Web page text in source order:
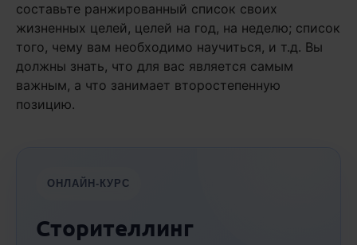
составьте ранжированный список своих
жизненных целей, целей на год, на неделю; список
того, чему вам необходимо научиться, и т.д. Вы
должны знать, что для вас является самым
важным, а что занимает второстепенную
позицию.
ОНЛАЙН-КУРС
Сторителлинг